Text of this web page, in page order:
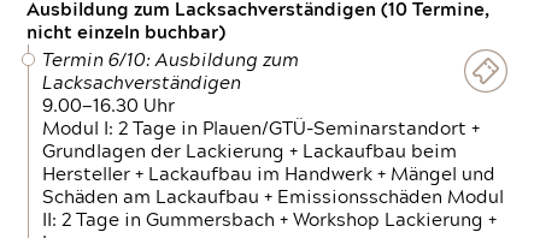
Ausbildung zum Lacksachverständigen (10 Termine,
nicht einzeln buchbar)
Termin 6/10: Ausbildung zum
Lacksachverständigen
9.00—16.30 Uhr
Modul I: 2 Tage in Plauen/GTÜ-Seminarstandort +
Grundlagen der Lackierung + Lackaufbau beim
Hersteller + Lackaufbau im Handwerk + Mängel und
Schäden am Lackaufbau + Emissionsschäden Modul
II: 2 Tage in Gummersbach + Workshop Lackierung +